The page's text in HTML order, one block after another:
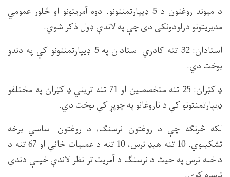
د میوند روغتون د 5 ډیپارتمنتونو، دوه آمریتونو او څلور عمومي
مدیریتونو درلودونکی دی چې په لاندې ډول ذکر شوي.
استادان: 32 تنه کادري استادان په 5 ډیپارتمنتونو کې په دندو
بوخت دي.
ډاکټران: 25 تنه متخصصین او 71 تنه تریني ډاکټران په مختلفو
ډیپارتمنتونو کې د ناروغانو په چوپړ کې بوخت دي.
لکه څرنګه چې د روغتون نرسنګ، د روغتون اساسي برخه
تشکیلوي، 10 تنه هیډ نرس، 10 تنه د عملیات خانې او 67 تنه د
داخله نرس په حیث د نرسنګ د آمریت تر نظر لاندې خپلې دندې